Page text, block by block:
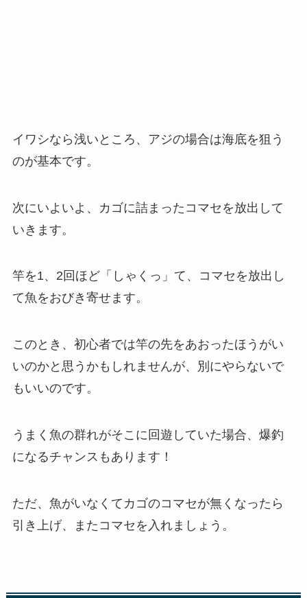
イワシなら浅いところ、アジの場合は海底を狙う
のが基本です。
次にいよいよ、カゴに詰まったコマセを放出して
いきます。
竿を1、2回ほど「しゃくっ」て、コマセを放出し
て魚をおびき寄せます。
このとき、初心者では竿の先をあおったほうがい
いのかと思うかもしれませんが、別にやらないで
もいいのです。
うまく魚の群れがそこに回遊していた場合、爆釣
になるチャンスもあります！
ただ、魚がいなくてカゴのコマセが無くなったら
引き上げ、またコマセを入れましょう。